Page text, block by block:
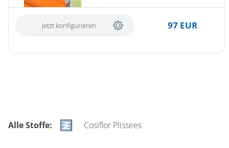
Jetzt konfigurieren 97 EUR
Alle Stoffe: Cosiflor Plissees